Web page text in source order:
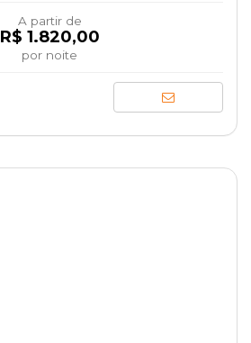
A partir de
R$ 1.820,00
por noite